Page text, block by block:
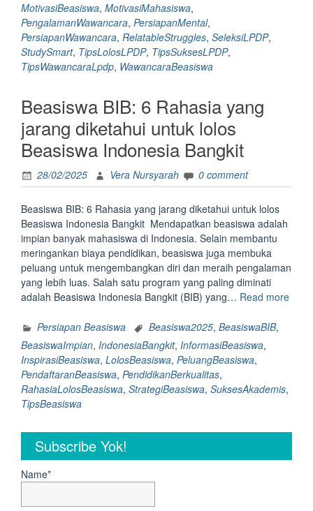
Paling
Relatable
Waktu
Masuk
Sesi
LPDP”
MotivasiBeasiswa, MotivasiMahasiswa,
PengalamanWawancara, PersiapanMental,
PersiapanWawancara, RelatableStruggles, SeleksiLPDP,
StudySmart, TipsLolosLPDP, TipsSuksesLPDP,
TipsWawancaraLpdp, WawancaraBeasiswa
Beasiswa BIB: 6 Rahasia yang
jarang diketahui untuk lolos
Beasiswa Indonesia Bangkit
28/02/2025 Vera Nursyarah 0 comment
Beasiswa BIB: 6 Rahasia yang jarang diketahui untuk lolos
Beasiswa Indonesia Bangkit Mendapatkan beasiswa adalah
impian banyak mahasiswa di Indonesia. Selain membantu
meringankan biaya pendidikan, beasiswa juga membuka
peluang untuk mengembangkan diri dan meraih pengalaman
yang lebih luas. Salah satu program yang paling diminati
adalah Beasiswa Indonesia Bangkit (BIB) yang… Read more
Persiapan Beasiswa Beasiswa2025, BeasiswaBIB,
BeasiswaImpian, IndonesiaBangkit, InformasiBeasiswa,
InspirasiBeasiswa, LolosBeasiswa, PeluangBeasiswa,
PendaftaranBeasiswa, PendidikanBerkualitas,
RahasiaLolosBeasiswa, StrategiBeasiswa, SuksesAkademis,
TipsBeasiswa
Subscribe Yok!
Name*